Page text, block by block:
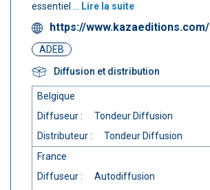
essentiel ... Lire la suite
https://www.kazaeditions.com/
ADEB
Diffusion et distribution
Belgique
Diffuseur :
Tondeur Diffusion
Distributeur :
Tondeur Diffusion
France
Diffuseur :
Autodiffusion